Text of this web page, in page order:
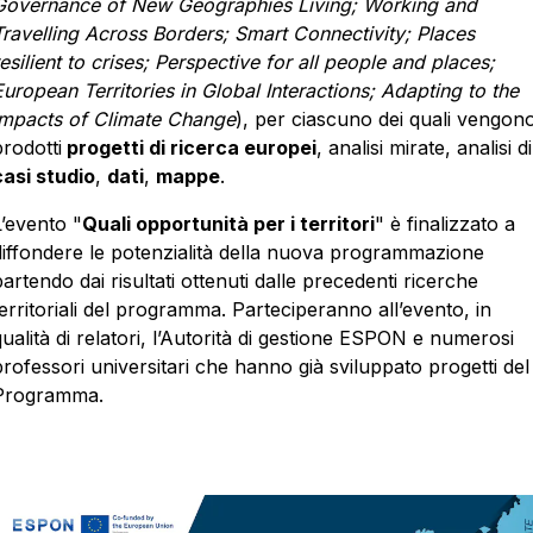
of New Geographies Living; Working and
Across Borders; Smart Connectivity; Places
to crises; Perspective for all people and places;
Territories in Global Interactions; Adapting to the
of Climate Change), per ciascuno dei quali
progetti di ricerca europei, analisi mirate, analisi di
studio, dati, mappe.
"Quali opportunità per i territori" è finalizzato a
le potenzialità della nuova programmazione
dai risultati ottenuti dalle precedenti ricerche
del programma. Parteciperanno all’evento, in
di relatori, l’Autorità di gestione ESPON e numerosi
universitari che hanno già sviluppato progetti del